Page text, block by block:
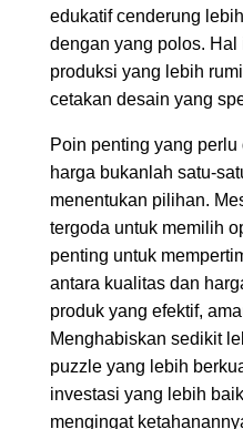
edukatif cenderung
dengan yang polos.
produksi yang lebih
cetakan desain yang
Poin penting yang
harga bukanlah satu-
menentukan pilihan.
tergoda untuk memilih
penting untuk
antara kualitas dan
produk yang efektif,
Menghabiskan sedikit
puzzle yang lebih
investasi yang lebih
mengingat